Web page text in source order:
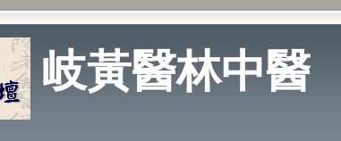
岐黃醫林中醫